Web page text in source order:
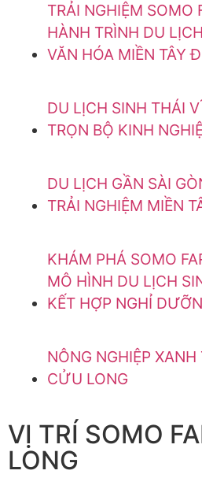
TRẢI NGHIỆM SOMO
HÀNH TRÌNH DU
VĂN HÓA MIỀN TÂY
DU LỊCH SINH THÁI
TRỌN BỘ KINH
DU LỊCH GẦN SÀI
TRẢI NGHIỆM MIỀN
KHÁM PHÁ SOMO
MÔ HÌNH DU LỊCH
KẾT HỢP NGHỈ
NÔNG NGHIỆP XANH
CỬU LONG
VỊ TRÍ SOMO
LONG